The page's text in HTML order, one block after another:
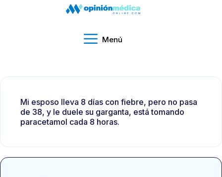
Menú
Mi esposo lleva 8 días con fiebre, pero no pasa
de 38, y le duele su garganta, está tomando
paracetamol cada 8 horas.